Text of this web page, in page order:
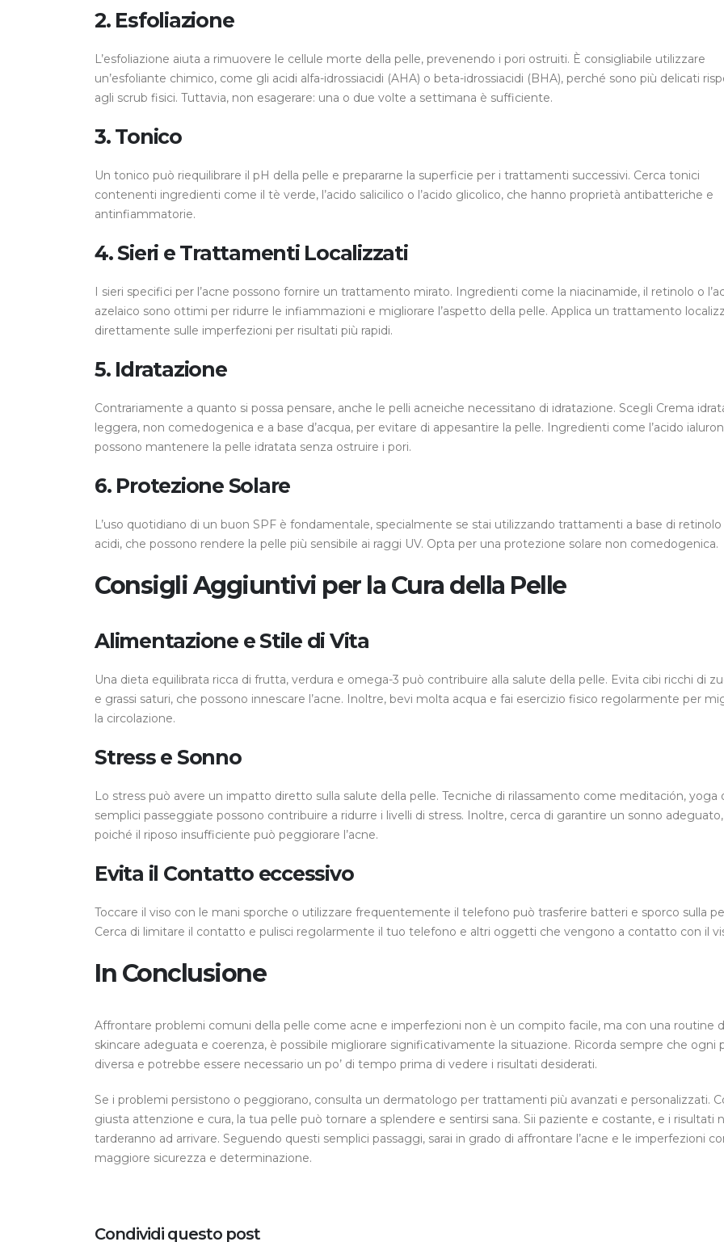
2. Esfoliazione
L’esfoliazione aiuta a rimuovere le cellule morte della pelle, prevenendo i pori ostruiti. È consigliabile utilizzare
un’esfoliante chimico, come gli acidi alfa-idrossiacidi (AHA) o beta-idrossiacidi (BHA), perché sono più delicati
agli scrub fisici. Tuttavia, non esagerare: una o due volte a settimana è sufficiente.
3. Tonico
Un tonico può riequilibrare il pH della pelle e prepararne la superficie per i trattamenti successivi. Cerca tonici
contenenti ingredienti come il tè verde, l’acido salicilico o l’acido glicolico, che hanno proprietà antibatteriche e
antinfiammatorie.
4. Sieri e Trattamenti Localizzati
I sieri specifici per l’acne possono fornire un trattamento mirato. Ingredienti come la niacinamide, il retinolo o
azelaico sono ottimi per ridurre le infiammazioni e migliorare l’aspetto della pelle. Applica un trattamento
direttamente sulle imperfezioni per risultati più rapidi.
5. Idratazione
Contrariamente a quanto si possa pensare, anche le pelli acneiche necessitano di idratazione. Scegli Crema
leggera, non comedogenica e a base d’acqua, per evitare di appesantire la pelle. Ingredienti come l’acido
possono mantenere la pelle idratata senza ostruire i pori.
6. Protezione Solare
L’uso quotidiano di un buon SPF è fondamentale, specialmente se stai utilizzando trattamenti a base di retinolo
acidi, che possono rendere la pelle più sensibile ai raggi UV. Opta per una protezione solare non comedogenica.
Consigli Aggiuntivi per la Cura della Pelle
Alimentazione e Stile di Vita
Una dieta equilibrata ricca di frutta, verdura e omega-3 può contribuire alla salute della pelle. Evita cibi ricchi di
e grassi saturi, che possono innescare l’acne. Inoltre, bevi molta acqua e fai esercizio fisico regolarmente per
la circolazione.
Stress e Sonno
Lo stress può avere un impatto diretto sulla salute della pelle. Tecniche di rilassamento come meditación, yoga
semplici passeggiate possono contribuire a ridurre i livelli di stress. Inoltre, cerca di garantire un sonno adeguato,
poiché il riposo insufficiente può peggiorare l’acne.
Evita il Contatto eccessivo
Toccare il viso con le mani sporche o utilizzare frequentemente il telefono può trasferire batteri e sporco sulla
Cerca di limitare il contatto e pulisci regolarmente il tuo telefono e altri oggetti che vengono a contatto con il
In Conclusione
Affrontare problemi comuni della pelle come acne e imperfezioni non è un compito facile, ma con una routine
skincare adeguata e coerenza, è possibile migliorare significativamente la situazione. Ricorda sempre che ogni
diversa e potrebbe essere necessario un po’ di tempo prima di vedere i risultati desiderati.
Se i problemi persistono o peggiorano, consulta un dermatologo per trattamenti più avanzati e personalizzati.
giusta attenzione e cura, la tua pelle può tornare a splendere e sentirsi sana. Sii paziente e costante, e i risultati
tarderanno ad arrivare. Seguendo questi semplici passaggi, sarai in grado di affrontare l’acne e le imperfezioni
maggiore sicurezza e determinazione.
Condividi questo post